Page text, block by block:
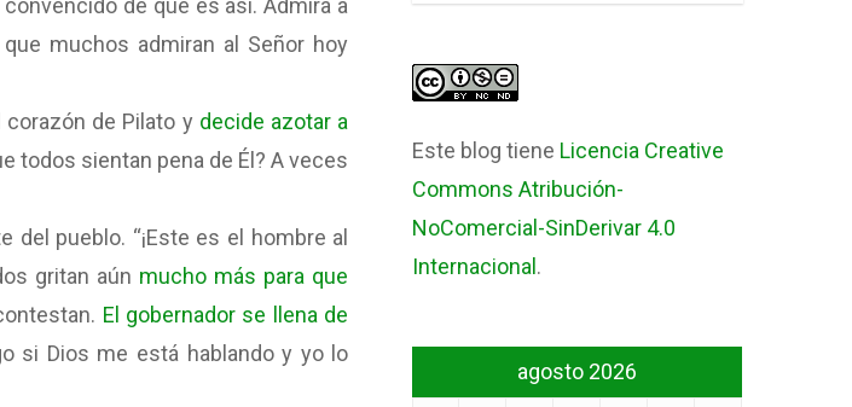
convencido de que es así. Admira a
muchos admiran al Señor hoy
de Pilato y decide azotar a
todos sientan pena de Él? A veces
pueblo. “¡Este es el hombre al
gritan aún mucho más para que
El gobernador se llena de
si Dios me está hablando y yo lo
Este blog tiene Licencia Creative
Commons Atribución-
NoComercial-SinDerivar 4.0
Internacional .
agosto 2026